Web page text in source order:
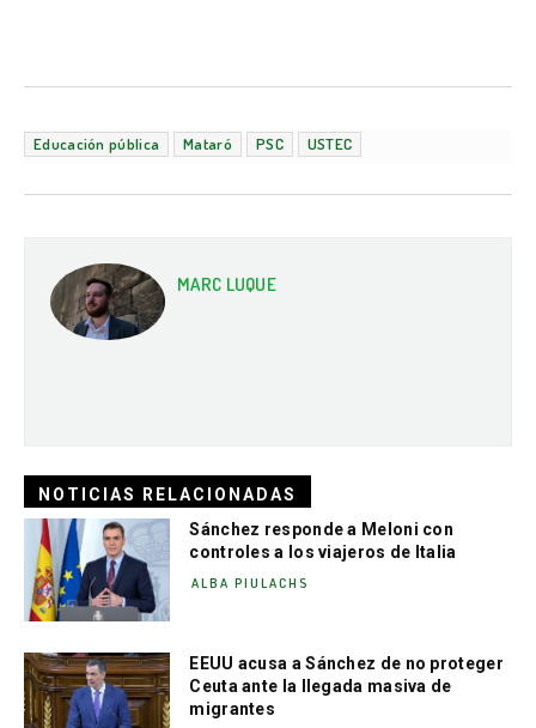
Educación pública Mataró PSC USTEC
MARC LUQUE
NOTICIAS RELACIONADAS
Sánchez responde a Meloni con
controles a los viajeros de Italia
ALBA PIULACHS
EEUU acusa a Sánchez de no proteger
Ceuta ante la llegada masiva de
migrantes